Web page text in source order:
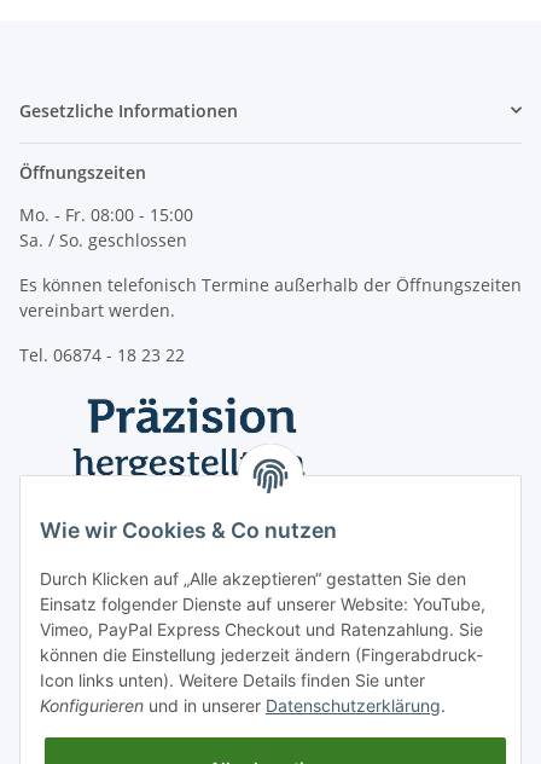
Gesetzliche Informationen
Öffnungszeiten
Mo. - Fr. 08:00 - 15:00
Sa. / So. geschlossen
Es können telefonisch Termine außerhalb der Öffnungszeiten
vereinbart werden.
Tel. 06874 - 18 23 22
Wie wir Cookies & Co nutzen
Durch Klicken auf „Alle akzeptieren“ gestatten Sie den
Einsatz folgender Dienste auf unserer Website: YouTube,
Vimeo, PayPal Express Checkout und Ratenzahlung. Sie
können die Einstellung jederzeit ändern (Fingerabdruck-
Icon links unten). Weitere Details finden Sie unter
Konfigurieren und in unserer Datenschutzerklärung.